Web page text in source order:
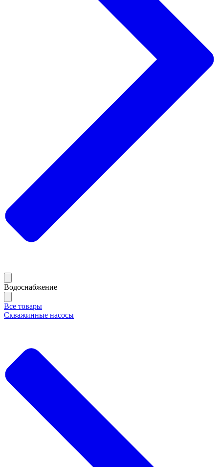
Водоснабжение
Все товары
Скважинные насосы